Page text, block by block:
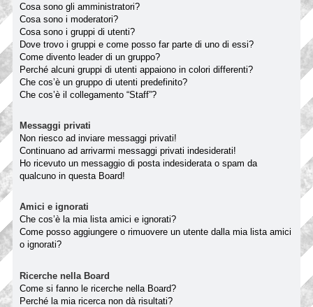
Cosa sono gli amministratori?
Cosa sono i moderatori?
Cosa sono i gruppi di utenti?
Dove trovo i gruppi e come posso far parte di uno di essi?
Come divento leader di un gruppo?
Perché alcuni gruppi di utenti appaiono in colori differenti?
Che cos’è un gruppo di utenti predefinito?
Che cos’è il collegamento “Staff”?
Messaggi privati
Non riesco ad inviare messaggi privati!
Continuano ad arrivarmi messaggi privati indesiderati!
Ho ricevuto un messaggio di posta indesiderata o spam da
qualcuno in questa Board!
Amici e ignorati
Che cos’è la mia lista amici e ignorati?
Come posso aggiungere o rimuovere un utente dalla mia lista amici
o ignorati?
Ricerche nella Board
Come si fanno le ricerche nella Board?
Perché la mia ricerca non dà risultati?